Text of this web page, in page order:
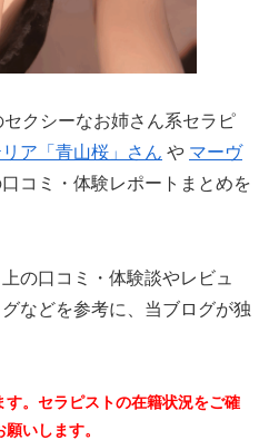
クシーなお姉さん系セラピ
ア「青山桜」さん や マーヴ
コミ・体験レポートまとめを
の口コミ・体験談やレビュ
などを参考に、当ブログが独
。セラピストの在籍状況をご確
いします。